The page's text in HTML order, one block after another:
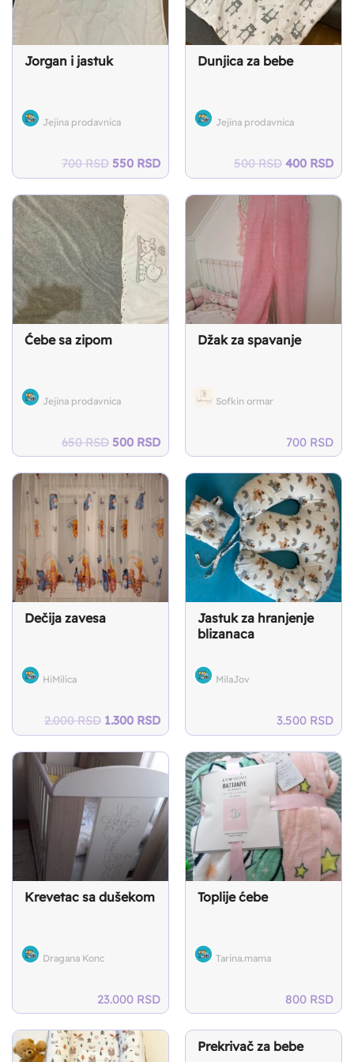
Jorgan i jastuk
Jejina prodavnica
700RSD Original
price
was:
700 RSD.
550 RSDCurrent
price
is:
550 RSD.
Dunjica za bebe
Jejina prodavnica
500RSD Original
price
was:
400 RSD
is:
Ćebe sa zipom
Jejina prodavnica
650RSD Original
price
was:
650 RSD.
500 RSDCurrent
price
is:
500 RSD.
Džak za spavanje
Sofkin ormar
700 RSD
Dečija zavesa
HiMilica
2.000RSD Original
price
was:
2.000 RSD.
1.300 RSDCurrent
price
is:
1.300 RSD.
Jastuk za hranjenje
blizanaca
MilaJov
3.500 RSD
Krevetac sa dušekom
Dragana Konc
23.000 RSD
Toplije ćebe
Tarina.mama
800 RSD
Prekrivač za bebe